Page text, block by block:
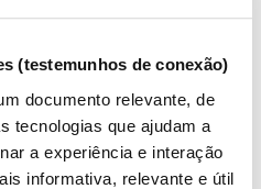
(testemunhos de conexão)
documento relevante, de
tecnologias que ajudam a
a experiência e interação
informativa, relevante e útil